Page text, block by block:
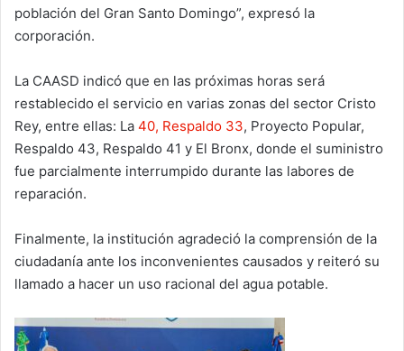
población del Gran Santo Domingo”, expresó la
corporación.
La CAASD indicó que en las próximas horas será
restablecido el servicio en varias zonas del sector Cristo
Rey, entre ellas: La 40, Respaldo 33, Proyecto Popular,
Respaldo 43, Respaldo 41 y El Bronx, donde el suministro
fue parcialmente interrumpido durante las labores de
reparación.
Finalmente, la institución agradeció la comprensión de la
ciudadanía ante los inconvenientes causados y reiteró su
llamado a hacer un uso racional del agua potable.